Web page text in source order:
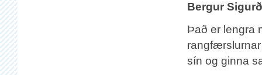
Bergur
Það er lengra
rangfærslurnar
sín og ginna